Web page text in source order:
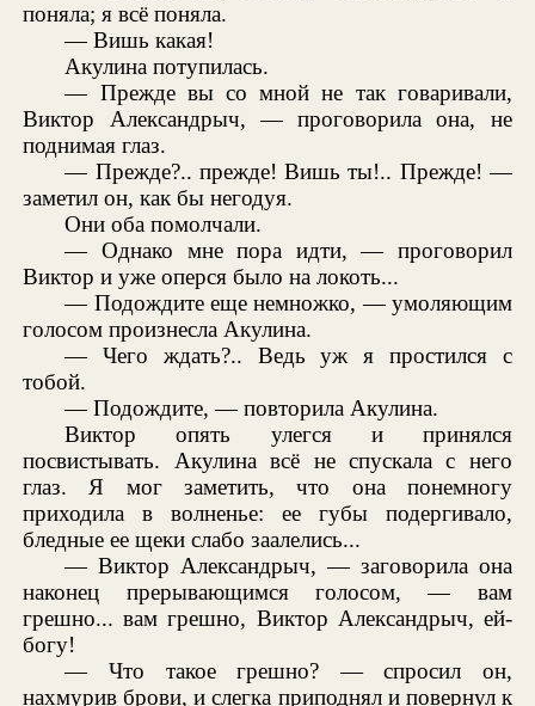
поняла; я всё поняла.
— Вишь какая!
Акулина потупилась.
— Прежде вы со мной не так говаривали,
Виктор Александрыч, — проговорила она, не
поднимая глаз.
— Прежде?.. прежде! Вишь ты!.. Прежде! —
заметил он, как бы негодуя.
Они оба помолчали.
— Однако мне пора идти, — проговорил
Виктор и уже оперся было на локоть...
— Подождите еще немножко, — умоляющим
голосом произнесла Акулина.
— Чего ждать?.. Ведь уж я простился с
тобой.
— Подождите, — повторила Акулина.
Виктор опять улегся и принялся
посвистывать. Акулина всё не спускала с него
глаз. Я мог заметить, что она понемногу
приходила в волненье: ее губы подергивало,
бледные ее щеки слабо заалелись...
— Виктор Александрыч, — заговорила она
наконец прерывающимся голосом, — вам
грешно... вам грешно, Виктор Александрыч, ей-
богу!
— Что такое грешно? — спросил он,
нахмурив брови, и слегка приподнял и повернул к